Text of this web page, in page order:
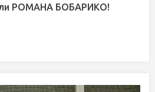
РОМАНА БОБАРИКО!